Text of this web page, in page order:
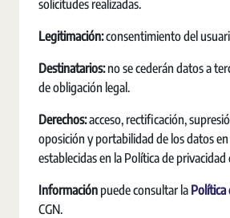
solicitudes realizadas.
Legitimación:consentimiento del
Destinatarios:no se cederán datos a
de obligación legal.
Derechos:acceso, rectificación,
oposición y portabilidad de los datos
establecidas en la Política de privacidad
Información puede consultar la Política
CGN.